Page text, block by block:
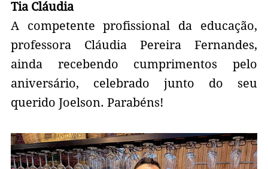
Tia Cláudia
A competente profissional da educação,
professora Cláudia Pereira Fernandes,
ainda recebendo cumprimentos pelo
aniversário, celebrado junto do seu
querido Joelson. Parabéns!